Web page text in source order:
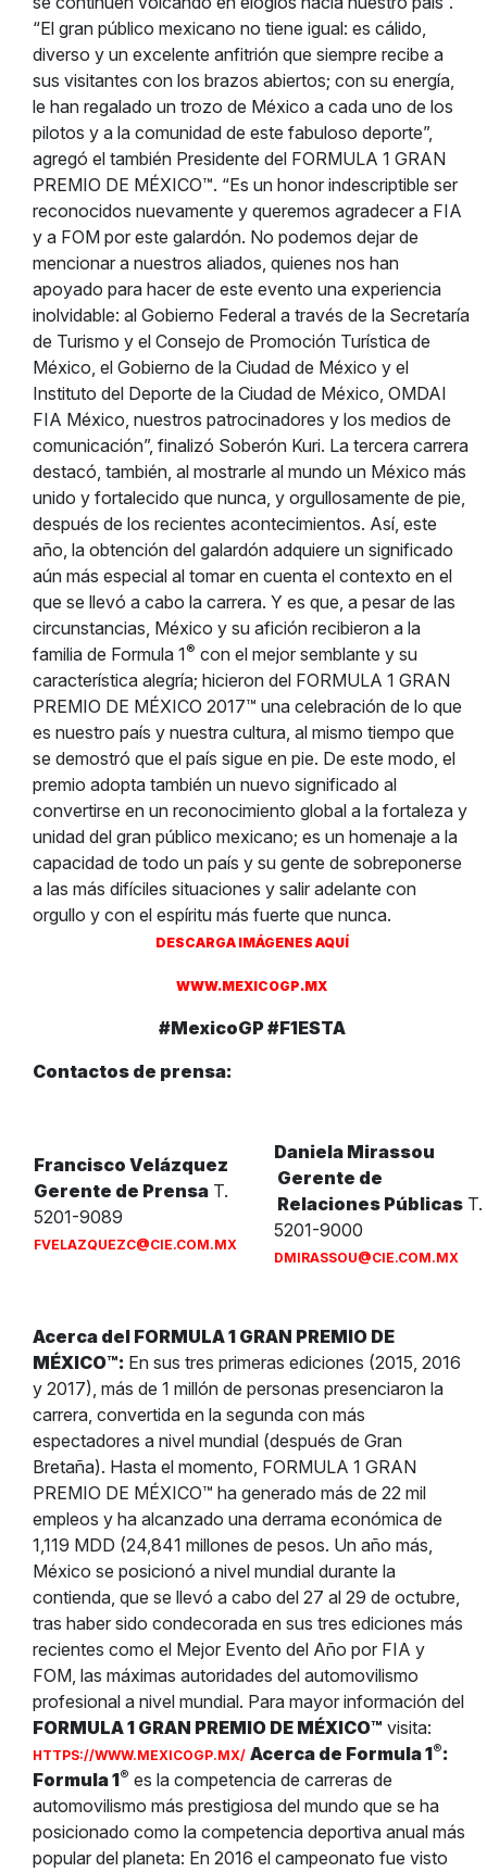
“El gran público mexicano no tiene igual: es cálido,
diverso y un excelente anfitrión que siempre recibe a
sus visitantes con los brazos abiertos; con su energía,
le han regalado un trozo de México a cada uno de los
pilotos y a la comunidad de este fabuloso deporte”,
agregó el también Presidente del FORMULA 1 GRAN
PREMIO DE MÉXICO™. “Es un honor indescriptible ser
reconocidos nuevamente y queremos agradecer a FIA
y a FOM por este galardón. No podemos dejar de
mencionar a nuestros aliados, quienes nos han
apoyado para hacer de este evento una experiencia
inolvidable: al Gobierno Federal a través de la Secretaría
de Turismo y el Consejo de Promoción Turística de
México, el Gobierno de la Ciudad de México y el
Instituto del Deporte de la Ciudad de México, OMDAI
FIA México, nuestros patrocinadores y los medios de
comunicación”, finalizó Soberón Kuri. La tercera carrera
destacó, también, al mostrarle al mundo un México más
unido y fortalecido que nunca, y orgullosamente de pie,
después de los recientes acontecimientos. Así, este
año, la obtención del galardón adquiere un significado
aún más especial al tomar en cuenta el contexto en el
que se llevó a cabo la carrera. Y es que, a pesar de las
circunstancias, México y su afición recibieron a la
familia de Formula 1® con el mejor semblante y su
característica alegría; hicieron del FORMULA 1 GRAN
PREMIO DE MÉXICO 2017™ una celebración de lo que
es nuestro país y nuestra cultura, al mismo tiempo que
se demostró que el país sigue en pie. De este modo, el
premio adopta también un nuevo significado al
convertirse en un reconocimiento global a la fortaleza y
unidad del gran público mexicano; es un homenaje a la
capacidad de todo un país y su gente de sobreponerse
a las más difíciles situaciones y salir adelante con
orgullo y con el espíritu más fuerte que nunca.
DESCARGA IMÁGENES AQUÍ
WWW.MEXICOGP.MX
#MexicoGP #F1ESTA
Contactos de prensa:
Francisco Velázquez
Gerente de Prensa T.
5201-9089
FVELAZQUEZC@CIE.COM.MX
Daniela Mirassou
Gerente de
Relaciones Públicas T.
5201-9000
DMIRASSOU@CIE.COM.MX
Acerca del FORMULA 1 GRAN PREMIO DE
MÉXICO™: En sus tres primeras ediciones (2015, 2016
y 2017), más de 1 millón de personas presenciaron la
carrera, convertida en la segunda con más
espectadores a nivel mundial (después de Gran
Bretaña). Hasta el momento, FORMULA 1 GRAN
PREMIO DE MÉXICO™ ha generado más de 22 mil
empleos y ha alcanzado una derrama económica de
1,119 MDD (24,841 millones de pesos. Un año más,
México se posicionó a nivel mundial durante la
contienda, que se llevó a cabo del 27 al 29 de octubre,
tras haber sido condecorada en sus tres ediciones más
recientes como el Mejor Evento del Año por FIA y
FOM, las máximas autoridades del automovilismo
profesional a nivel mundial. Para mayor información del
FORMULA 1 GRAN PREMIO DE MÉXICO™ visita:
HTTPS://WWW.MEXICOGP.MX/ Acerca de Formula 1®:
Formula 1® es la competencia de carreras de
automovilismo más prestigiosa del mundo que se ha
posicionado como la competencia deportiva anual más
popular del planeta: En 2016 el campeonato fue visto